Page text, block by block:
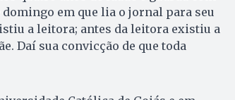
em que lia o jornal para seu
a leitora; antes da leitora existiu a
Daí sua convicção de que toda